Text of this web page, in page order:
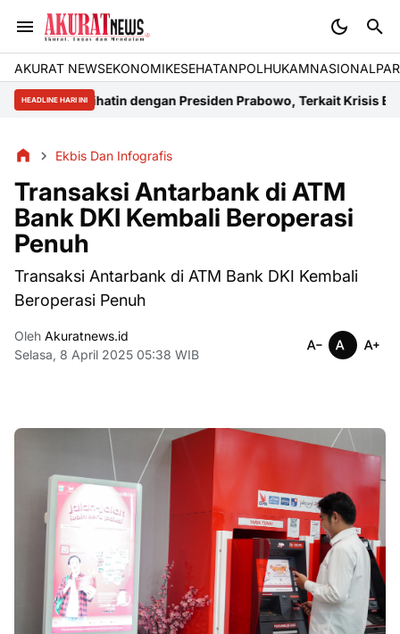
AKURAT NEWSEKONOMIKESEHATANPOLHUKAMNASIONAL
HEADLINE HARI INI
Prihatin dengan Presiden Prabowo, Terkait Krisis Energi di
Ekbis Dan Infografis
Transaksi Antarbank di ATM
Bank DKI Kembali Beroperasi
Penuh
Transaksi Antarbank di ATM Bank DKI Kembali
Beroperasi Penuh
Oleh Akuratnews.id
Selasa, 8 April 2025 05:38 WIB